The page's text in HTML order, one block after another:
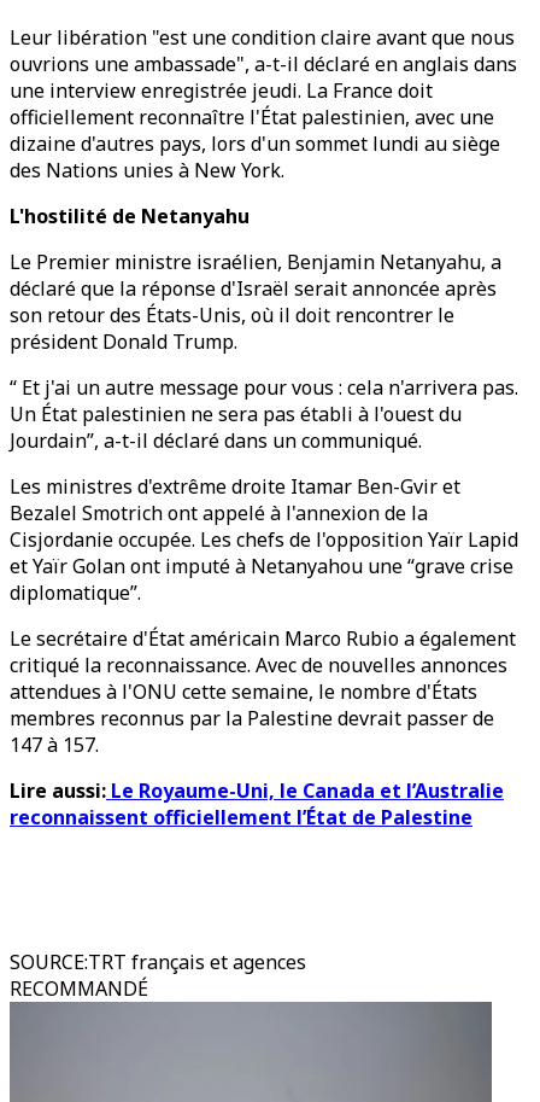
Leur libération "est une condition claire avant que nous
ouvrions une ambassade", a-t-il déclaré en anglais dans
une interview enregistrée jeudi. La France doit
officiellement reconnaître l'État palestinien, avec une
dizaine d'autres pays, lors d'un sommet lundi au siège
des Nations unies à New York.
L'hostilité de Netanyahu
Le Premier ministre israélien, Benjamin Netanyahu, a
déclaré que la réponse d'Israël serait annoncée après
son retour des États-Unis, où il doit rencontrer le
président Donald Trump.
“ Et j'ai un autre message pour vous : cela n'arrivera pas.
Un État palestinien ne sera pas établi à l'ouest du
Jourdain”, a-t-il déclaré dans un communiqué.
Les ministres d'extrême droite Itamar Ben-Gvir et
Bezalel Smotrich ont appelé à l'annexion de la
Cisjordanie occupée. Les chefs de l'opposition Yaïr Lapid
et Yaïr Golan ont imputé à Netanyahou une “grave crise
diplomatique”.
Le secrétaire d'État américain Marco Rubio a également
critiqué la reconnaissance. Avec de nouvelles annonces
attendues à l'ONU cette semaine, le nombre d'États
membres reconnus par la Palestine devrait passer de
147 à 157.
Lire aussi: Le Royaume-Uni, le Canada et l’Australie
reconnaissent officiellement l’État de Palestine
SOURCE:TRT français et agences
RECOMMANDÉ